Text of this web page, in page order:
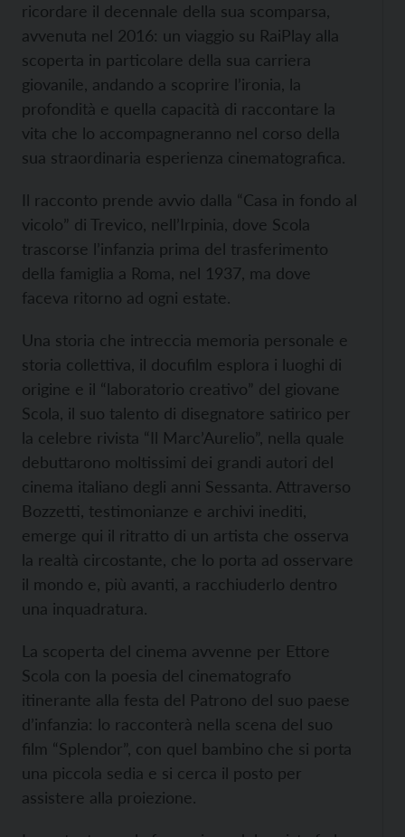
ricordare il decennale della sua scomparsa,
avvenuta nel 2016: un viaggio su RaiPlay alla
scoperta in particolare della sua carriera
giovanile, andando a scoprire l’ironia, la
profondità e quella capacità di raccontare la
vita che lo accompagneranno nel corso della
sua straordinaria esperienza cinematografica.
Il racconto prende avvio dalla “Casa in fondo al
vicolo” di Trevico, nell’Irpinia, dove Scola
trascorse l’infanzia prima del trasferimento
della famiglia a Roma, nel 1937, ma dove
faceva ritorno ad ogni estate.
Una storia che intreccia memoria personale e
storia collettiva, il docufilm esplora i luoghi di
origine e il “laboratorio creativo” del giovane
Scola, il suo talento di disegnatore satirico per
la celebre rivista “Il Marc’Aurelio”, nella quale
debuttarono moltissimi dei grandi autori del
cinema italiano degli anni Sessanta. Attraverso
Bozzetti, testimonianze e archivi inediti,
emerge qui il ritratto di un artista che osserva
la realtà circostante, che lo porta ad osservare
il mondo e, più avanti, a racchiuderlo dentro
una inquadratura.
La scoperta del cinema avvenne per Ettore
Scola con la poesia del cinematografo
itinerante alla festa del Patrono del suo paese
d’infanzia: lo racconterà nella scena del suo
film “Splendor”, con quel bambino che si porta
una piccola sedia e si cerca il posto per
assistere alla proiezione.